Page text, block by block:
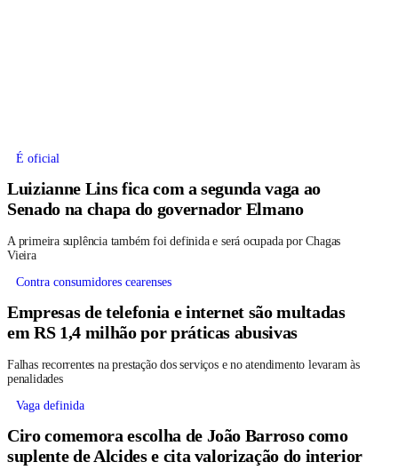
É oficial
Luizianne Lins fica com a segunda vaga ao
Senado na chapa do governador Elmano
A primeira suplência também foi definida e será ocupada por Chagas
Vieira
Contra consumidores cearenses
Empresas de telefonia e internet são multadas
em RS 1,4 milhão por práticas abusivas
Falhas recorrentes na prestação dos serviços e no atendimento levaram às
penalidades
Vaga definida
Ciro comemora escolha de João Barroso como
suplente de Alcides e cita valorização do interior